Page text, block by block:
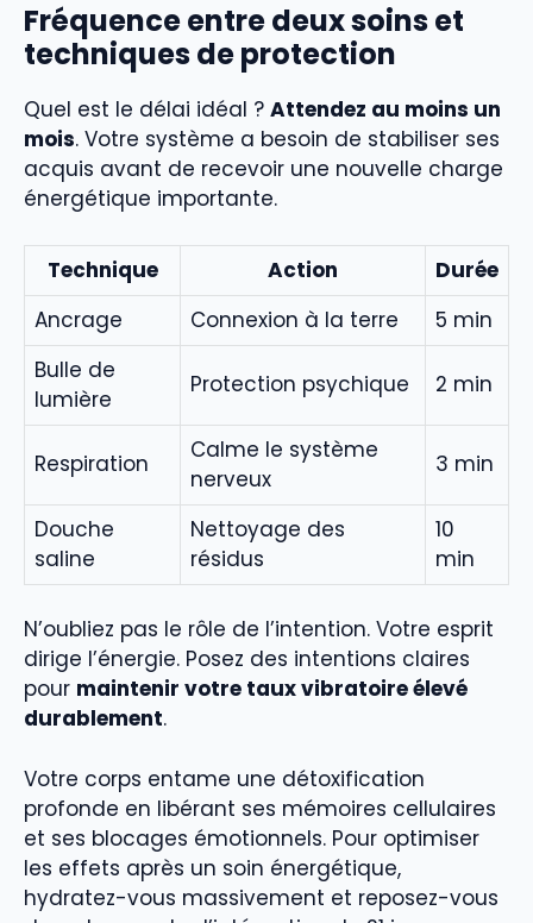
Fréquence entre deux soins et
techniques de protection
Quel est le délai idéal ? Attendez au moins un
mois. Votre système a besoin de stabiliser ses
acquis avant de recevoir une nouvelle charge
énergétique importante.
Technique Action
Durée
Ancrage
Connexion à la terre
5 min
Bulle de
lumière
Protection psychique 2 min
Respiration
Calme le système
nerveux
3 min
Douche
saline
Nettoyage des
résidus
10
min
N’oubliez pas le rôle de l’intention. Votre esprit
dirige l’énergie. Posez des intentions claires
pour maintenir votre taux vibratoire élevé
durablement.
Votre corps entame une détoxification
profonde en libérant ses mémoires cellulaires
et ses blocages émotionnels. Pour optimiser
les effets après un soin énergétique,
hydratez-vous massivement et reposez-vous